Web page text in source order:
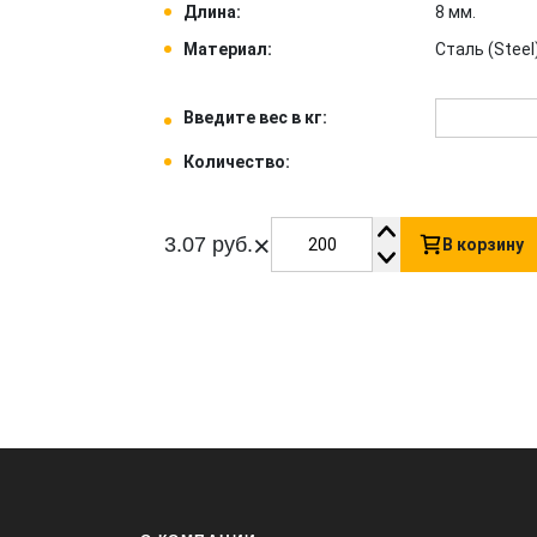
Длина:
8 мм.
Материал:
Сталь (Steel)
Введите вес в кг:
Количество:
3.07 руб.× В корзину